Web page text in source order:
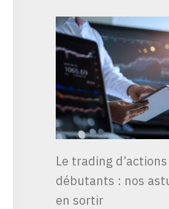
Le trading
débutants : nos
en sortir